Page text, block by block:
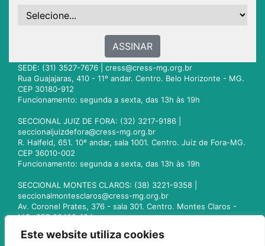
Este website utiliza cookies
ASSINAR
SEDE: (31) 3527-7676 | cress@cress-mg.org.br
Rua Guajajaras, 410 - 11º andar. Centro. Belo Horizonte - MG.
CEP 30180-912
Funcionamento: segunda a sexta, das 13h às 19h
SECCIONAL JUIZ DE FORA: (32) 3217-9186 |
seccionaljuizdefora@cress-mg.org.br
R. Halfeld, 651. 10º andar, sala 1001. Centro. Juiz de Fora-MG.
CEP 36010-002
Funcionamento: segunda a sexta, das 13h às 19h
SECCIONAL MONTES CLAROS: (38) 3221-9358 |
seccionalmontesclaros@cress-mg.org.br
Av. Coronel Prates, 376 - sala 301. Centro. Montes Claros -
MG. CEP 39400-104